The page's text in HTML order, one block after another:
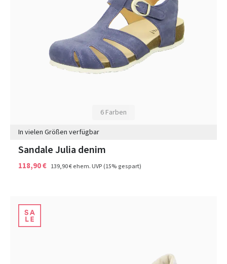
6 Farben
In vielen Größen verfügbar
Sandale Julia denim
118,90 € 139,90 €ehem. UVP(15% gespart)